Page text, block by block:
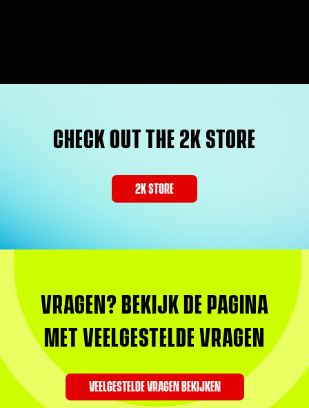
CHECK OUT THE 2K STORE
2K STORE
VRAGEN? BEKIJK DE PAGINA
MET VEELGESTELDE VRAGEN
VEELGESTELDE VRAGEN BEKIJKEN